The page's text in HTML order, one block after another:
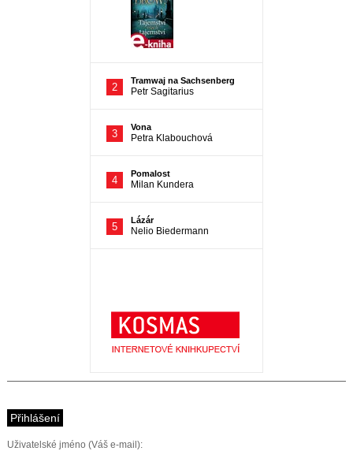
Přihlášení
Uživatelské jméno (Váš e-mail):